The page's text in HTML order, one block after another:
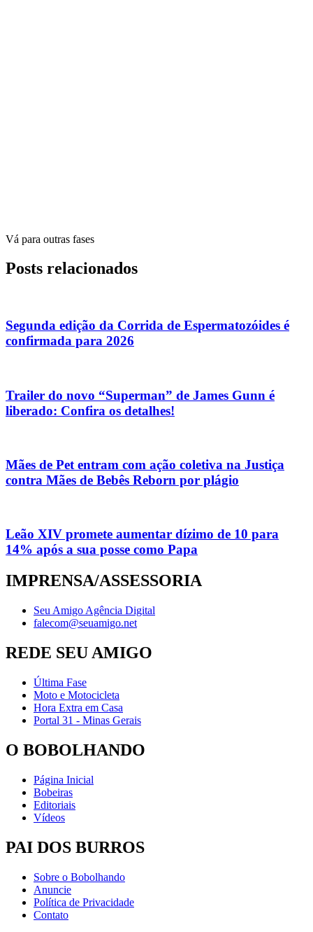
Vá para outras fases
Posts relacionados
Segunda edição da Corrida de Espermatozóides é
confirmada para 2026
Trailer do novo “Superman” de James Gunn é
liberado: Confira os detalhes!
Mães de Pet entram com ação coletiva na Justiça
contra Mães de Bebês Reborn por plágio
Leão XIV promete aumentar dízimo de 10 para
14% após a sua posse como Papa
IMPRENSA/ASSESSORIA
Seu Amigo Agência Digital
falecom@seuamigo.net
REDE SEU AMIGO
Última Fase
Moto e Motocicleta
Hora Extra em Casa
Portal 31 - Minas Gerais
O BOBOLHANDO
Página Inicial
Bobeiras
Editoriais
Vídeos
PAI DOS BURROS
Sobre o Bobolhando
Anuncie
Política de Privacidade
Contato